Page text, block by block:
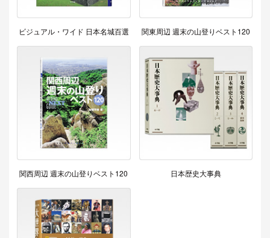
ビジュアル・ワイド 日本名城百選 関東周辺 週末の山登りベスト120
関西周辺 週末の山登りベスト120 日本歴史大事典